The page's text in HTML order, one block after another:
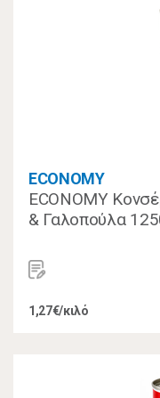
ECONOMY
ECONOMY
& Γαλοπούλα
1,27€/κιλό